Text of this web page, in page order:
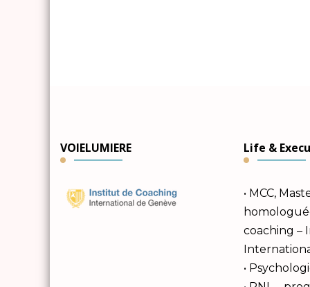
VOIELUMIERE Life &
• MCC,
coaching –
•